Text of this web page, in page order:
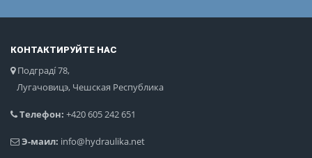
КОНТАКТИРУЙТЕ НАС
Подградí 78,
Лугачовицэ, Чешская Республика
Телефон: +420 605 242 651
Э-маил: info@hydraulika.net